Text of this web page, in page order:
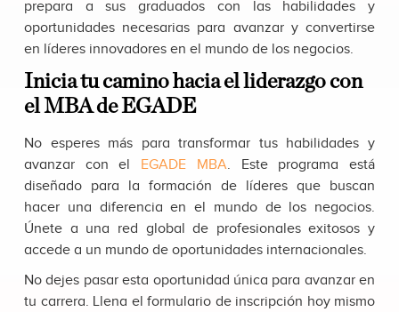
prepara a sus graduados con las habilidades y
oportunidades necesarias para avanzar y convertirse
en líderes innovadores en el mundo de los negocios.
Inicia tu camino hacia el liderazgo con
el MBA de EGADE
No esperes más para transformar tus habilidades y
avanzar con el EGADE MBA. Este programa está
diseñado para la formación de líderes que buscan
hacer una diferencia en el mundo de los negocios.
Únete a una red global de profesionales exitosos y
accede a un mundo de oportunidades internacionales.
No dejes pasar esta oportunidad única para avanzar en
tu carrera. Llena el formulario de inscripción hoy mismo